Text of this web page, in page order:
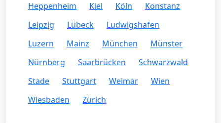
Heppenheim
Kiel Köln
Konstanz
Leipzig
Lübeck
Ludwigshafen
Luzern
Mainz München
Münster
Nürnberg
Saarbrücken
Schwarzwald
Stade
Stuttgart Weimar
Wien
Wiesbaden
Zürich